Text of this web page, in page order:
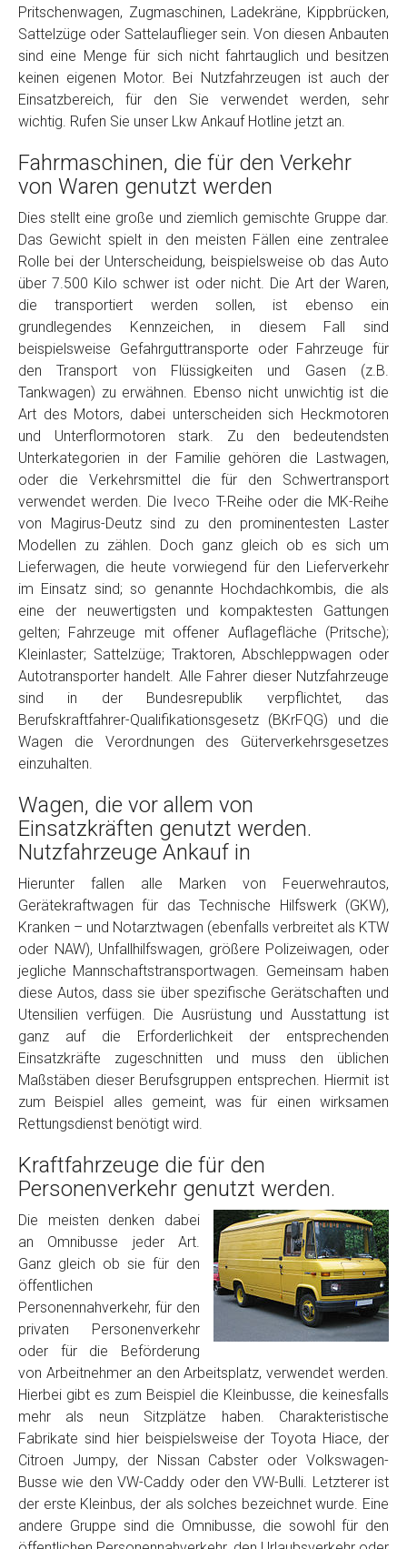
Getriebe
Bekannte Schäden
Kilometerstand
Preisvorstellung
Name*
Telefon
Email
PLZ und Ort
Foto Nr. 1
Foto Nr. 2
Foto Nr. 3
Sonstiges
Fertig
Wie viel ist 10+2 ?
Pritschenwagen, Zugmaschinen, Ladekräne, Kippbrücken,
Sattelzüge oder Sattelauflieger sein. Von diesen Anbauten
sind eine Menge für sich nicht fahrtauglich und besitzen
keinen eigenen Motor. Bei Nutzfahrzeugen ist auch der
Einsatzbereich, für den Sie verwendet werden, sehr
wichtig. Rufen Sie unser Lkw Ankauf Hotline jetzt an.
Fahrmaschinen, die für den Verkehr
von Waren genutzt werden
Dies stellt eine große und ziemlich gemischte Gruppe dar.
Das Gewicht spielt in den meisten Fällen eine zentralee
Rolle bei der Unterscheidung, beispielsweise ob das Auto
über 7.500 Kilo schwer ist oder nicht. Die Art der Waren,
die transportiert werden sollen, ist ebenso ein
grundlegendes Kennzeichen, in diesem Fall sind
beispielsweise Gefahrguttransporte oder Fahrzeuge für
den Transport von Flüssigkeiten und Gasen (z.B.
Tankwagen) zu erwähnen. Ebenso nicht unwichtig ist die
Art des Motors, dabei unterscheiden sich Heckmotoren
und Unterflormotoren stark. Zu den bedeutendsten
Unterkategorien in der Familie gehören die Lastwagen,
oder die Verkehrsmittel die für den Schwertransport
verwendet werden. Die Iveco T-Reihe oder die MK-Reihe
von Magirus-Deutz sind zu den prominentesten Laster
Modellen zu zählen. Doch ganz gleich ob es sich um
Lieferwagen, die heute vorwiegend für den Lieferverkehr
im Einsatz sind; so genannte Hochdachkombis, die als
eine der neuwertigsten und kompaktesten Gattungen
gelten; Fahrzeuge mit offener Auflagefläche (Pritsche);
Kleinlaster; Sattelzüge; Traktoren, Abschleppwagen oder
Autotransporter handelt. Alle Fahrer dieser Nutzfahrzeuge
sind in der Bundesrepublik verpflichtet, das
Berufskraftfahrer-Qualifikationsgesetz (BKrFQG) und die
Wagen die Verordnungen des Güterverkehrsgesetzes
einzuhalten.
Wagen, die vor allem von
Einsatzkräften genutzt werden.
Nutzfahrzeuge Ankauf in
Hierunter fallen alle Marken von Feuerwehrautos,
Gerätekraftwagen für das Technische Hilfswerk (GKW),
Kranken – und Notarztwagen (ebenfalls verbreitet als KTW
oder NAW), Unfallhilfswagen, größere Polizeiwagen, oder
jegliche Mannschaftstransportwagen. Gemeinsam haben
diese Autos, dass sie über spezifische Gerätschaften und
Utensilien verfügen. Die Ausrüstung und Ausstattung ist
ganz auf die Erforderlichkeit der entsprechenden
Einsatzkräfte zugeschnitten und muss den üblichen
Maßstäben dieser Berufsgruppen entsprechen. Hiermit ist
zum Beispiel alles gemeint, was für einen wirksamen
Rettungsdienst benötigt wird.
Kraftfahrzeuge die für den
Personenverkehr genutzt werden.
Die meisten denken dabei
an Omnibusse jeder Art.
Ganz gleich ob sie für den
öffentlichen
Personennahverkehr, für den
privaten Personenverkehr
oder für die Beförderung
von Arbeitnehmer an den Arbeitsplatz, verwendet werden.
Hierbei gibt es zum Beispiel die Kleinbusse, die keinesfalls
mehr als neun Sitzplätze haben. Charakteristische
Fabrikate sind hier beispielsweise der Toyota Hiace, der
Citroen Jumpy, der Nissan Cabster oder Volkswagen-
Busse wie den VW-Caddy oder den VW-Bulli. Letzterer ist
der erste Kleinbus, der als solches bezeichnet wurde. Eine
andere Gruppe sind die Omnibusse, die sowohl für den